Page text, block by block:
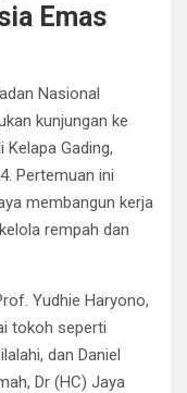
Emas
Nasional
kunjungan ke
Gading,
Pertemuan ini
membangun kerja
rempah dan
Yudhie Haryono,
tokoh seperti
dan Daniel
Dr (HC) Jaya